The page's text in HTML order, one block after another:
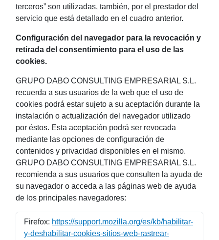
terceros” son utilizadas, también, por el prestador del
servicio que está detallado en el cuadro anterior.
Configuración del navegador para la revocación y
retirada del consentimiento para el uso de las
cookies.
GRUPO DABO CONSULTING EMPRESARIAL S.L.
recuerda a sus usuarios de la web que el uso de
cookies podrá estar sujeto a su aceptación durante la
instalación o actualización del navegador utilizado
por éstos. Esta aceptación podrá ser revocada
mediante las opciones de configuración de
contenidos y privacidad disponibles en el mismo.
GRUPO DABO CONSULTING EMPRESARIAL S.L.
recomienda a sus usuarios que consulten la ayuda de
su navegador o acceda a las páginas web de ayuda
de los principales navegadores:
Firefox: https://support.mozilla.org/es/kb/habilitar-
y-deshabilitar-cookies-sitios-web-rastrear-